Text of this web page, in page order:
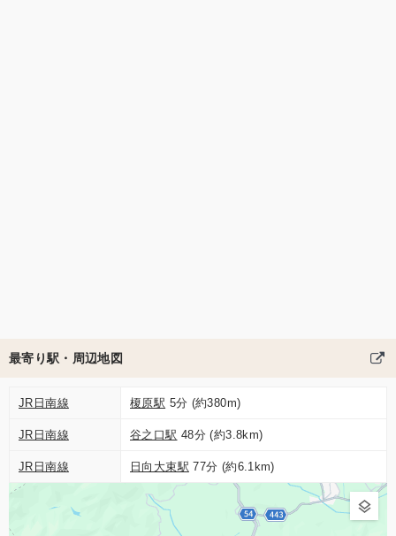
最寄り駅・周辺地図
JR日南線 榎原駅 5分 (約380m)
JR日南線 谷之口駅 48分 (約3.8km)
JR日南線 日向大束駅 77分 (約6.1km)